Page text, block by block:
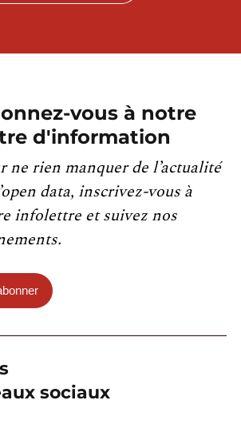
vous à notre
d'information
ne rien manquer de l’actualité
data, inscrivez-vous à
infolettre et suivez nos
sociaux